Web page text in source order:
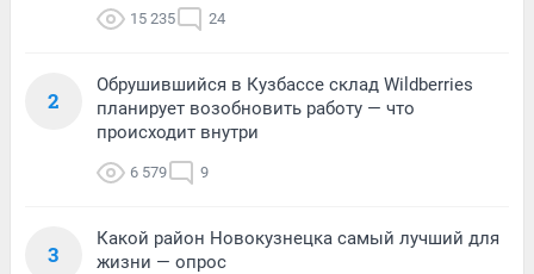
15 235 24
2
Обрушившийся в Кузбассе склад Wildberries
планирует возобновить работу — что
происходит внутри
6 579 9
3
Какой район Новокузнецка самый лучший для
жизни — опрос